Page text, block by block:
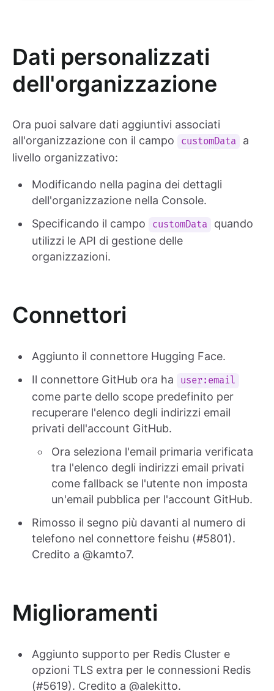
Dati personalizzati
dell'organizzazione
Ora puoi salvare dati aggiuntivi associati
all'organizzazione con il campo
customData
a
livello organizzativo:
Modificando nella pagina dei dettagli
dell'organizzazione nella Console.
Specificando il campo
customData
quando
utilizzi le API di gestione delle
organizzazioni.
Connettori
Aggiunto il connettore Hugging Face.
Il connettore GitHub ora ha
user:email
come parte dello scope predefinito per
recuperare l'elenco degli indirizzi email
privati dell'account GitHub.
Ora seleziona l'email primaria verificata
tra l'elenco degli indirizzi email privati
come fallback se l'utente non imposta
un'email pubblica per l'account GitHub.
Rimosso il segno più davanti al numero di
telefono nel connettore feishu (#5801).
Credito a @kamto7.
Miglioramenti
Aggiunto supporto per Redis Cluster e
opzioni TLS extra per le connessioni Redis
(#5619). Credito a @alekitto.